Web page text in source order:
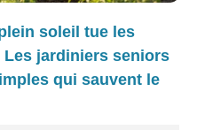
soleil tue les
jardiniers seniors
qui sauvent le